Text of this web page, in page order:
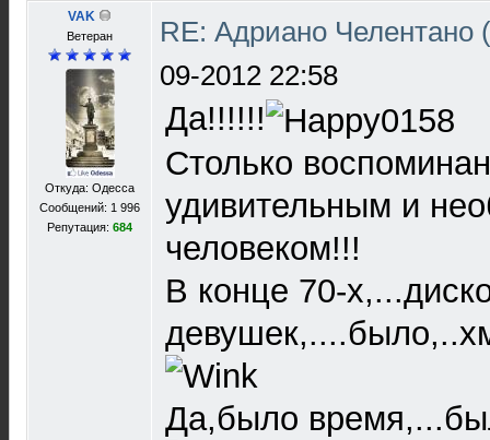
VAK
Ветеран
Откуда: Одесса
Сообщений: 1 996
Репутация: 684
RE: Адриано Челентано
09-2012 22:58
Да!!!!!!
Столько
удивительным и
человеком!!!
В конце 70-
Да,было